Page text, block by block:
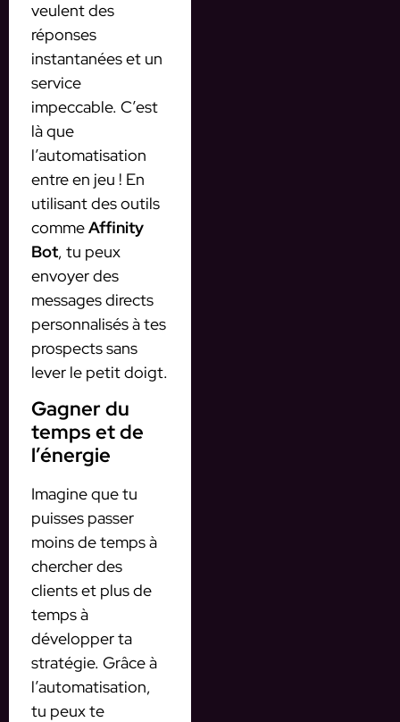
veulent des
réponses
instantanées et un
service
impeccable. C’est
là que
l’automatisation
entre en jeu ! En
utilisant des outils
commeAffinity
Bot, tu peux
envoyer des
messages directs
personnalisés à tes
prospects sans
lever le petit doigt.
Gagner du
temps et de
l’énergie
Imagine que tu
puisses passer
moins de temps à
chercher des
clients et plus de
temps à
développer ta
stratégie. Grâce à
l’automatisation,
tu peux te